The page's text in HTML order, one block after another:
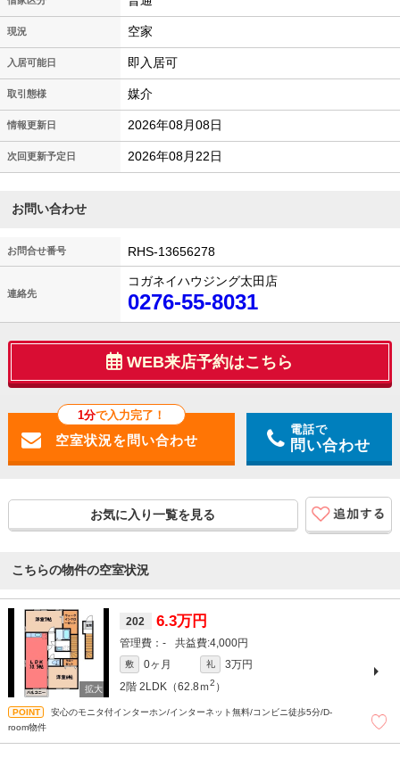
現況 空家
入居可能日 即入居可
取引態様 媒介
情報更新日 2026年08月08日
次回更新予定日 2026年08月22日
お問い合わせ
お問合せ番号 RHS-13656278
連絡先
コガネイハウジング太田店
0276-55-8031
WEB来店予約はこちら
1分で入力完了！
電話で
問い合わせ
お気に入り一覧を見る
こちらの物件の空室状況
202 6.3万円
- 4,000円
敷 0ヶ月 礼
3万円
2階 2LDK（62.8ｍ2 ）
安心のモニタ付インターホン/インターネット無料/コンビニ徒歩5分/D-
room物件